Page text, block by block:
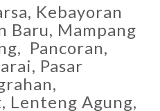
Kebayoran
Baru, Mampang
Pancoran,
Pasar
Lenteng Agung,